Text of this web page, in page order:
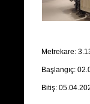
Metrekare:
Başlangıç:
Bitiş: